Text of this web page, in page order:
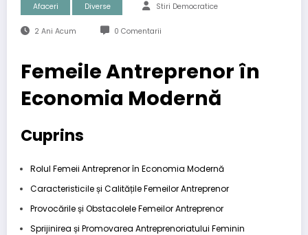
Afaceri Diverse Stiri Democratice
2 Ani Acum 0 Comentarii
Femeile Antreprenor în
Economia Modernă
Cuprins
Rolul Femeii Antreprenor în Economia Modernă
Caracteristicile și Calitățile Femeilor Antreprenor
Provocările și Obstacolele Femeilor Antreprenor
Sprijinirea și Promovarea Antreprenoriatului Feminin